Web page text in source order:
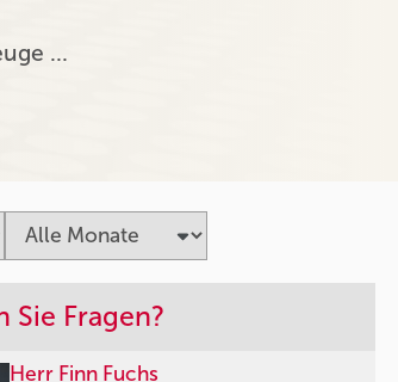
…
Sie Fragen?
Herr Finn Fuchs